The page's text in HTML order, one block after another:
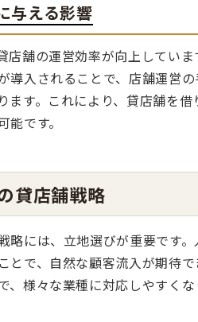
与える影響
店舗の運営効率が向上してい
導入されることで、店舗運営
ます。これにより、貸店舗を
です。
貸店舗戦略
略には、立地選びが重要です
とで、自然な顧客流入が期待
様々な業種に対応しやすくな